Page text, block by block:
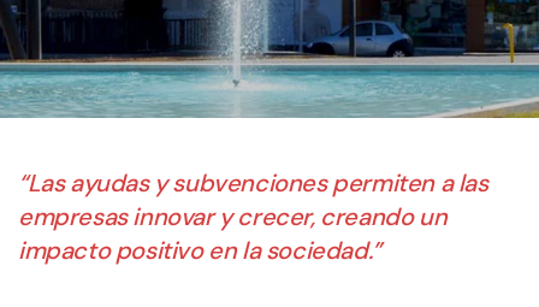
“Las ayudas y subvenciones permiten a las
empresas innovar y crecer, creando un
impacto positivo en la sociedad.”